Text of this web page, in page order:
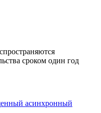
сроком один год